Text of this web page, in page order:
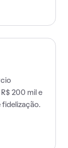
200 mil e
fidelização.